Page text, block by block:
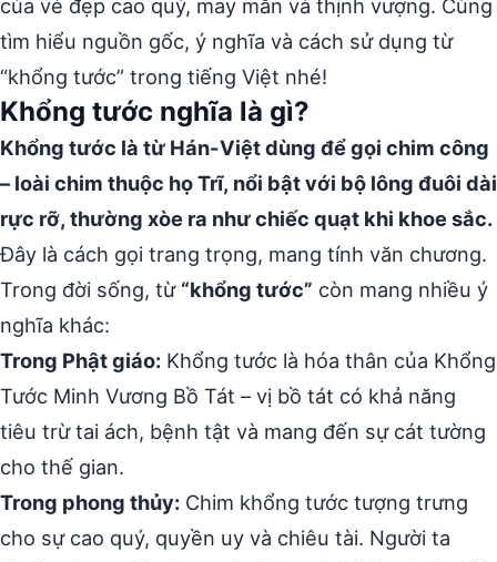
của vẻ đẹp cao quý, may mắn và thịnh vượng. Cùng
tìm hiểu nguồn gốc, ý nghĩa và cách sử dụng từ
“khổng tước” trong tiếng Việt nhé!
Khổng tước nghĩa là gì?
Khổng tước là từ Hán-Việt dùng để gọi chim công
– loài chim thuộc họ Trĩ, nổi bật với bộ lông đuôi dài
rực rỡ, thường xòe ra như chiếc quạt khi khoe sắc.
Đây là cách gọi trang trọng, mang tính văn chương.
Trong đời sống, từ “khổng tước” còn mang nhiều ý
nghĩa khác:
Trong Phật giáo: Khổng tước là hóa thân của Khổng
Tước Minh Vương Bồ Tát – vị bồ tát có khả năng
tiêu trừ tai ách, bệnh tật và mang đến sự cát tường
cho thế gian.
Trong phong thủy: Chim khổng tước tượng trưng
cho sự cao quý, quyền uy và chiêu tài. Người ta